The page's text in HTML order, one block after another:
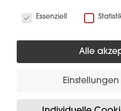
Essenziell
Alle